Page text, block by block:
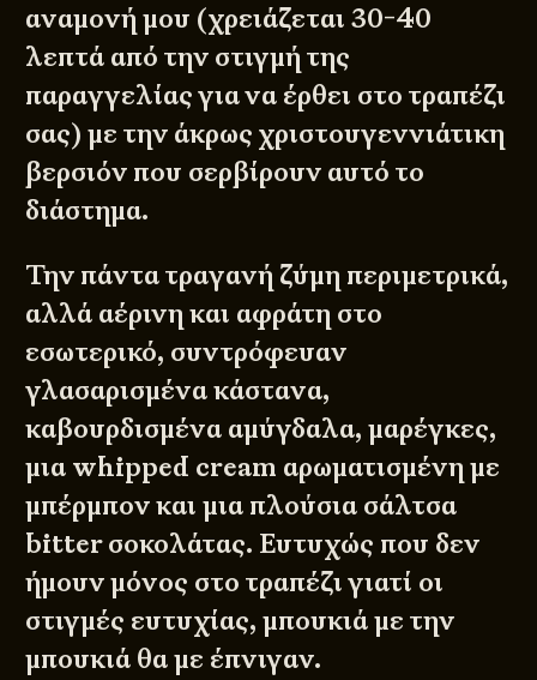
αναμονή μου (χρειάζεται 30-40
λεπτά από την στιγμή της
παραγγελίας για να έρθει στο τραπέζι
σας) με την άκρως χριστουγεννιάτικη
βερσιόν που σερβίρουν αυτό το
διάστημα.
Την πάντα τραγανή ζύμη περιμετρικά,
αλλά αέρινη και αφράτη στο
εσωτερικό, συντρόφευαν
γλασαρισμένα κάστανα,
καβουρδισμένα αμύγδαλα, μαρέγκες,
μια whipped cream αρωματισμένη με
μπέρμπον και μια πλούσια σάλτσα
bitter σοκολάτας. Ευτυχώς που δεν
ήμουν μόνος στο τραπέζι γιατί οι
στιγμές ευτυχίας, μπουκιά με την
μπουκιά θα με έπνιγαν.